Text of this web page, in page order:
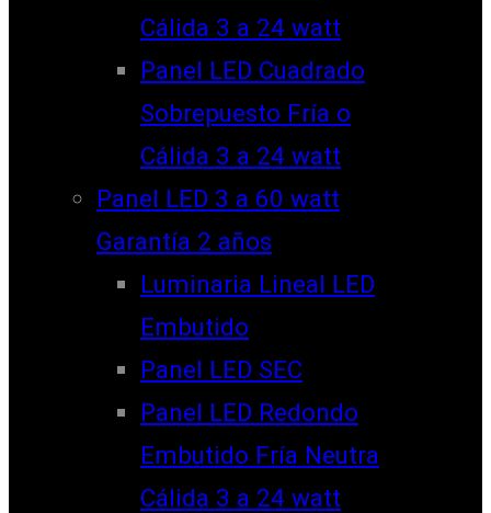
Cálida 3 a 24 watt
Panel LED Cuadrado
Sobrepuesto Fría o
Cálida 3 a 24 watt
Panel LED 3 a 60 watt
Garantía 2 años
Luminaria Lineal LED
Embutido
Panel LED SEC
Panel LED Redondo
Embutido Fría Neutra
Cálida 3 a 24 watt